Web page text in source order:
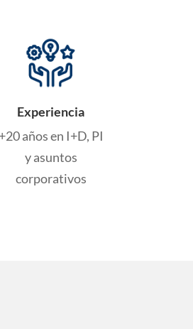
Experiencia
+20 años en I+D, PI
y asuntos
corporativos